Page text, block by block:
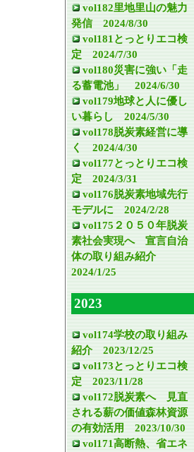
vol182里地里山の魅力
発信 2024/8/30
vol181とっとりエコ検
定 2024/7/30
vol180災害に強い「走
る蓄電池」 2024/6/30
vol179地球と人に優し
い暮らし 2024/5/30
vol178脱炭素経営に導
く 2024/4/30
vol177とっとりエコ検
定 2024/3/31
vol176脱炭素地域先行
モデルに 2024/2/28
vol175２０５０年脱炭
素社会実現へ 宣言自治
体の取り組み紹介
2024/1/25
2023
vol174学校の取り組み
紹介 2023/12/25
vol173とっとりエコ検
定 2023/11/28
vol172脱炭素へ 見直
される薪の価値森林資源
の有効活用 2023/10/30
vol171高断熱、省エネ